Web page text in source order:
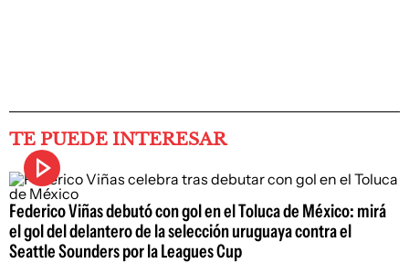
TE PUEDE INTERESAR
Federico Viñas debutó con gol en el Toluca de México: mirá
el gol del delantero de la selección uruguaya contra el
Seattle Sounders por la Leagues Cup